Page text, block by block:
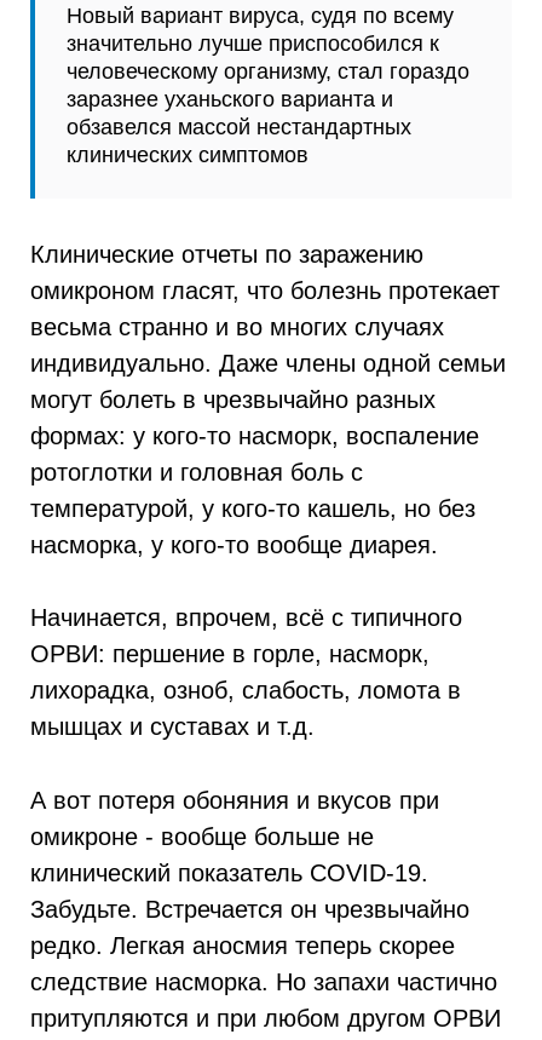
Новый вариант вируса, судя по всему
значительно лучше приспособился к
человеческому организму, стал гораздо
заразнее уханьского варианта и
обзавелся массой нестандартных
клинических симптомов
Клинические отчеты по заражению
омикроном гласят, что болезнь протекает
весьма странно и во многих случаях
индивидуально. Даже члены одной семьи
могут болеть в чрезвычайно разных
формах: у кого-то насморк, воспаление
ротоглотки и головная боль с
температурой, у кого-то кашель, но без
насморка, у кого-то вообще диарея.
Начинается, впрочем, всё с типичного
ОРВИ: першение в горле, насморк,
лихорадка, озноб, слабость, ломота в
мышцах и суставах и т.д.
А вот потеря обоняния и вкусов при
омикроне - вообще больше не
клинический показатель COVID-19.
Забудьте. Встречается он чрезвычайно
редко. Легкая аносмия теперь скорее
следствие насморка. Но запахи частично
притупляются и при любом другом ОРВИ